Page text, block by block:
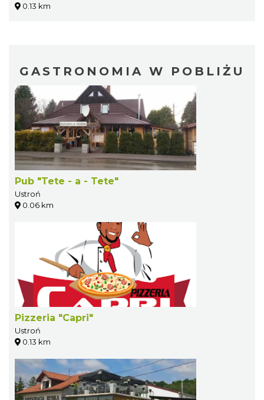
0.13 km
GASTRONOMIA W POBLIŻU
Pub "Tete - a - Tete"
Ustroń
0.06 km
Pizzeria "Capri"
Ustroń
0.13 km